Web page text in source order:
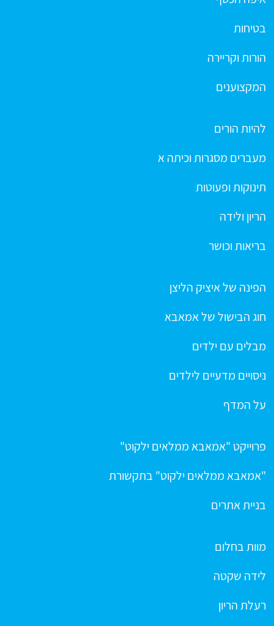
בטיחות
הורות וקריירה
המקצוענים
להיות הורים
מעברים מסגרות וכיתה א
תינוקות ופעוטות
הריון ולידה
בריאות וכושר
הפינה של איציק הליצן
חוג הבישול של אמאבא
מבלים עם ילדים
ניסויים מדעיים לילדים
על המדף
פרוייקט "אמאבא ממלאים ילקוט"
"אמאבא ממלאים ילקוט" בתקשורת
בניית אתרים
מוות בחלום
לידה שקטה
רעלת הריון